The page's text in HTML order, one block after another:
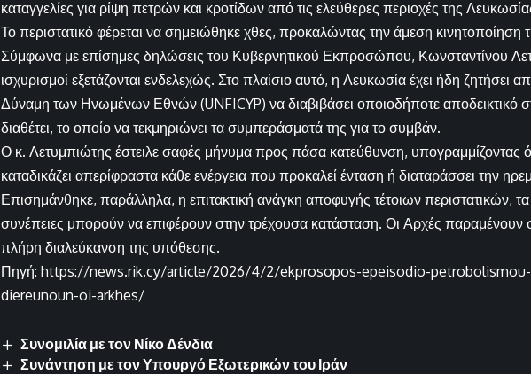
καταγγελίες για ρίψη πετρών και κροτίδων από τις ελεύθερες περιοχές της
Το περιστατικό φέρεται να σημειώθηκε χθες, προκαλώντας την άμεση κινητοποίηση
Σύμφωνα με επίσημες δηλώσεις του Κυβερνητικού Εκπροσώπου, Κωνσταντίνου
ισχυρισμοί εξετάζονται ενδελεχώς. Στο πλαίσιο αυτό, η Λευκωσία έχει ήδη ζητήσει
Δύναμη των Ηνωμένων Εθνών (UNFICYP) να διαβιβάσει οποιοδήποτε αποδεικτικό
διαθέτει, το οποίο να τεκμηριώνει τα συμπεράσματά της για το συμβάν.
Ο κ. Λετυμπιώτης έστειλε σαφές μήνυμα προς πάσα κατεύθυνση, υπογραμμίζοντας
καταδικάζει απερίφραστα κάθε ενέργεια που προκαλεί ένταση ή διαταράσσει την
Επισημάνθηκε, παράλληλα, η επιτακτική ανάγκη αποφυγής τέτοιων περιστατικών,
συνέπειες μπορούν να επιφέρουν στην τρέχουσα κατάσταση. Οι Αρχές παραμένουν
πλήρη διαλεύκανση της υπόθεσης.
Πηγή: https://news.rik.cy/article/2026/4/2/ekprosopos-epeisodio-
diereunoun-oi-arkhes/
Συνομιλία με τον Νίκο Δένδια
Συνάντηση με τον Υπουργό Εξωτερικών του Ιράν